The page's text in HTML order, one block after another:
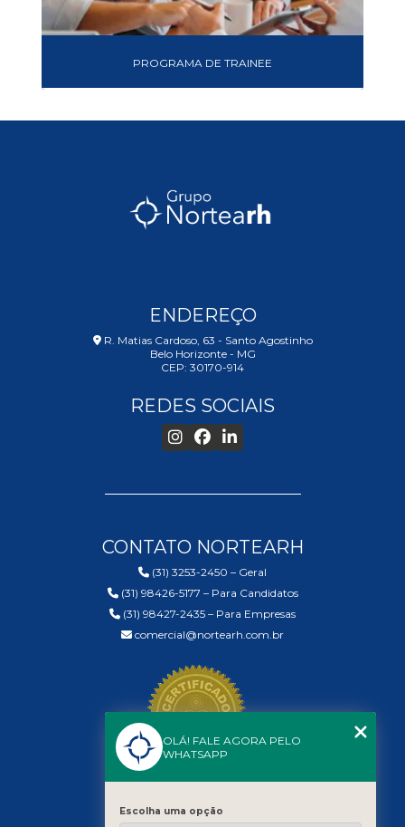
PROGRAMA DE TRAINEE
ENDEREÇO
R. Matias Cardoso, 63 - Santo Agostinho
Belo Horizonte - MG
CEP: 30170-914
REDES SOCIAIS
CONTATO NORTEARH
(31) 3253-2450 – Geral
(31) 98426-5177 – Para Candidatos
(31) 98427-2435 – Para Empresas
comercial@nortearh.com.br
OLÁ! FALE AGORA PELO
WHATSAPP
Escolha uma opção